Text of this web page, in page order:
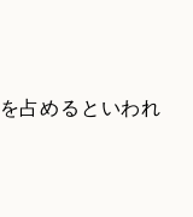
占めるといわれ